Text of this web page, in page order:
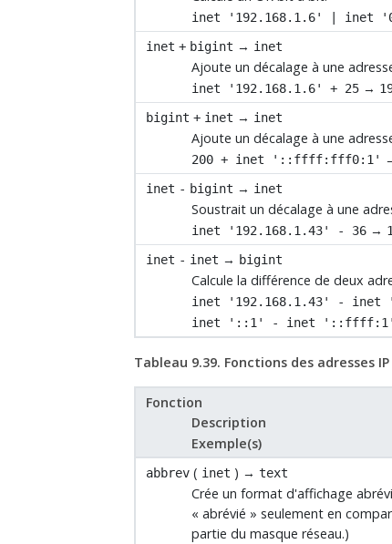
inet '192.168.1.6' | inet
inet + bigint → inet
Ajoute un décalage à une
inet '192.168.1.6' + 25 →
bigint + inet → inet
Ajoute un décalage à une
200 + inet '::ffff:fff0:1'
inet - bigint → inet
Soustrait un décalage à une
inet '192.168.1.43' - 36 →
inet - inet → bigint
Calcule la différence de deux
inet '192.168.1.43' - inet
inet '::1' - inet '::ffff:1'
Tableau 9.39. Fonctions des adresses IP
Fonction
Description
Exemple(s)
abbrev ( inet ) →text
Crée un format d'affichage
«abrévié » seulement en
partie du masque réseau.)